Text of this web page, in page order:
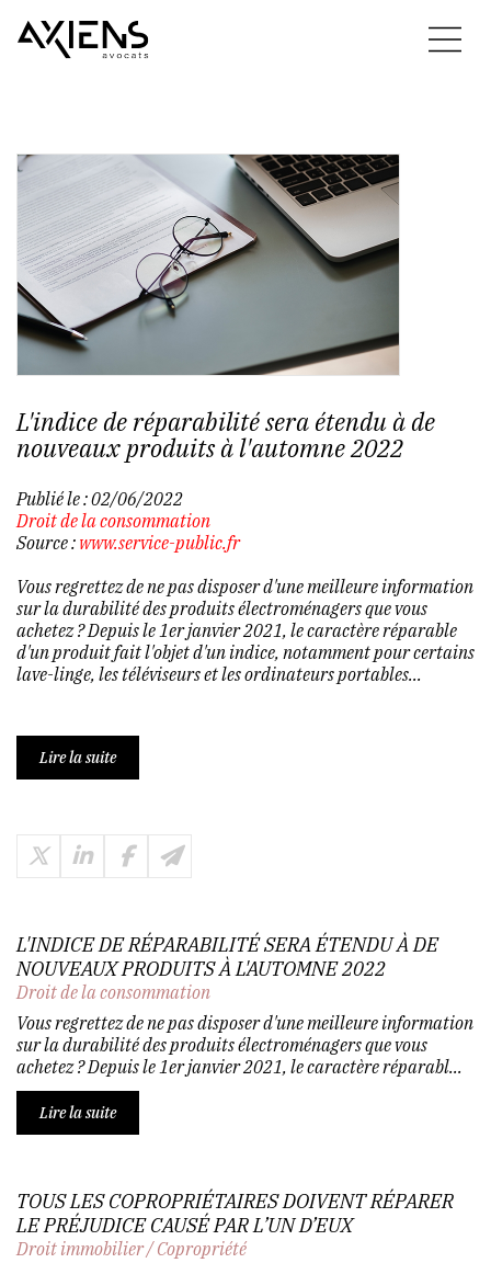
L'indice de réparabilité sera étendu à de
nouveaux produits à l'automne 2022
Publié le :02/06/2022
Droit de la consommation
Source : www.service-public.fr
Vous regrettez de ne pas disposer d'une meilleure information
sur la durabilité des produits électroménagers que vous
achetez ? Depuis le 1er janvier 2021, le caractère réparable
d'un produit fait l'objet d'un indice, notamment pour certains
lave-linge, les téléviseurs et les ordinateurs portables...
Lire la suite
L'INDICE DE RÉPARABILITÉ SERA ÉTENDU À DE
NOUVEAUX PRODUITS À L'AUTOMNE 2022
Droit de la consommation
Vous regrettez de ne pas disposer d'une meilleure information
sur la durabilité des produits électroménagers que vous
achetez ? Depuis le 1er janvier 2021, le caractère réparabl...
Lire la suite
TOUS LES COPROPRIÉTAIRES DOIVENT RÉPARER
LE PRÉJUDICE CAUSÉ PAR L’UN D’EUX
Droit immobilier/Copropriété